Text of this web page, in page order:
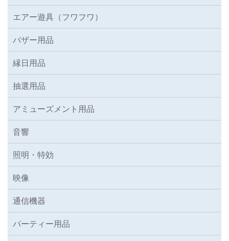
エアー遊具（フワフワ）
バザー用品
縁日用品
抽選用品
アミューズメント用品
音響
照明・特効
映像
通信機器
パーティー用品